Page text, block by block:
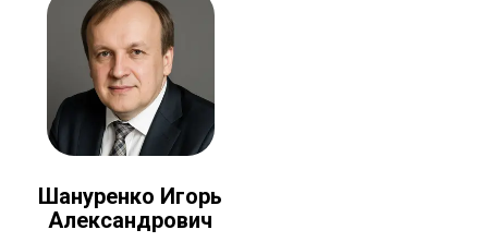
Шануренко Игорь
Александрович